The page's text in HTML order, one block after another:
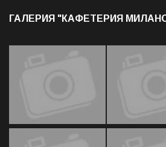
ГАЛЕРИЯ "КАФЕТЕРИЯ